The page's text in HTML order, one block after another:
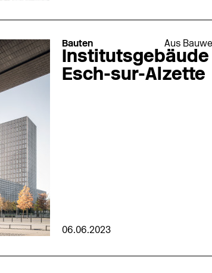
Bauten Aus
Institutsgebäude
Esch-sur-Alzette
06.06.2023